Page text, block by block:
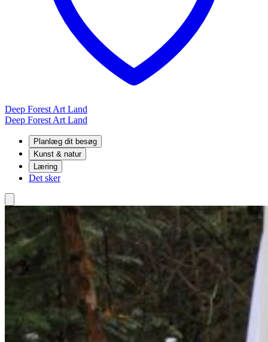
Deep Forest Art Land
Deep Forest Art Land
Planlæg dit besøg
Kunst & natur
Læring
Det sker